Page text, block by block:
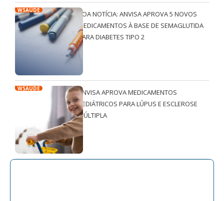
WSAÚDE
BOA NOTÍCIA: ANVISA APROVA 5 NOVOS
MEDICAMENTOS À BASE DE SEMAGLUTIDA
PARA DIABETES TIPO 2
WSAÚDE
ANVISA APROVA MEDICAMENTOS
PEDIÁTRICOS PARA LÚPUS E ESCLEROSE
MÚLTIPLA